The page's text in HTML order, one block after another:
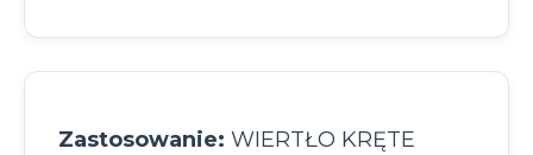
Zastosowanie: WIERTŁO KRĘTE